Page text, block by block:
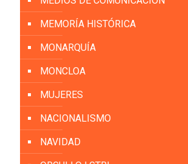
MEMORÍA HISTÓRICA
MONARQUÍA
MONCLOA
MUJERES
NACIONALISMO
NAVIDAD